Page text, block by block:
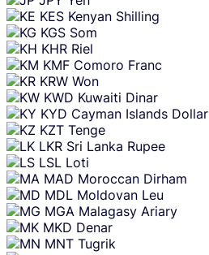
KES Kenyan Shilling
KGS Som
KHR Riel
KMF Comoro Franc
KRW Won
KWD Kuwaiti Dinar
KYD Cayman Islands Dollar
KZT Tenge
LKR Sri Lanka Rupee
LSL Loti
MAD Moroccan Dirham
MDL Moldovan Leu
MGA Malagasy Ariary
MKD Denar
MNT Tugrik